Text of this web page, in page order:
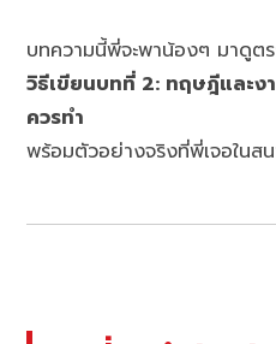
บทความนี้พี่จะพาน้องๆ มาดูต
วิธีเขียนบทที่ 2: ทฤษฎีและง
ควรทำ
พร้อมตัวอย่างจริงที่พี่เจอในส